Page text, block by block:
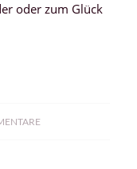
oder zum Glück